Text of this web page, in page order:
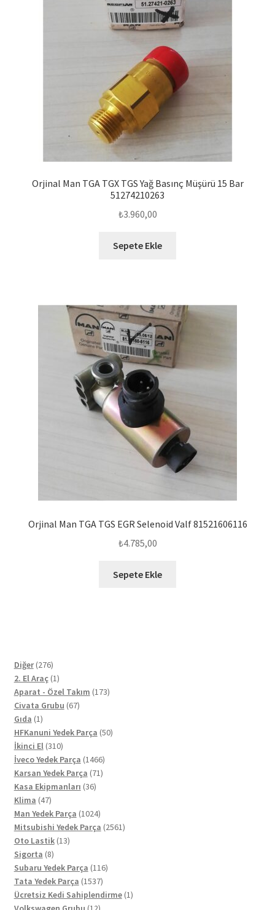
Orjinal Man TGA TGX TGS Yağ Basınç Müşürü 15 Bar
51274210263
₺3.960,00
Sepete Ekle
Orjinal Man TGA TGS EGR Selenoid Valf 81521606116
₺4.785,00
Sepete Ekle
Diğer 276276
ürün
2. El Araç 11
ürün
Aparat - Özel Takım 173173
Civata Grubu 6767
Gıda 11
ürün
HFKanuni Yedek Parça 5050
İkinci El 310310
ürün
İveco Yedek Parça 14661466
ürün
Karsan Yedek Parça 7171
Kasa Ekipmanları 3636
Klima 4747
ürün
Man Yedek Parça 10241024
ürün
Mitsubishi Yedek Parça 25612561
Oto Lastik 1313
Sigorta 88
ürün
Subaru Yedek Parça 116116
Tata Yedek Parça 15371537
ürün
Ücretsiz Kedi Sahiplendirme 11
12